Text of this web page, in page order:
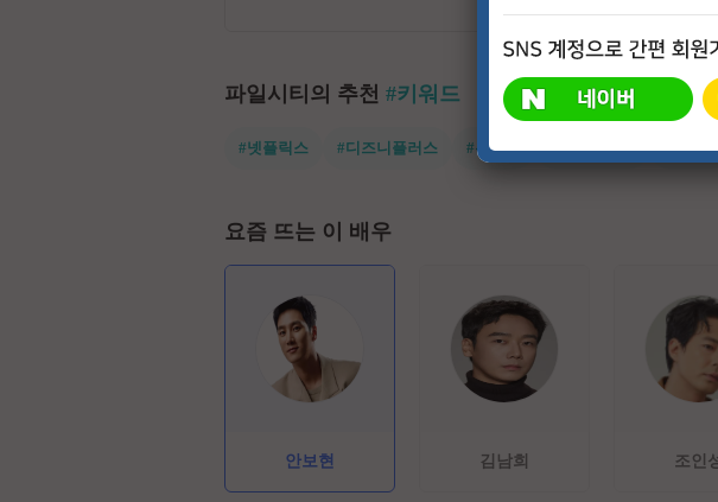
날 전국 편의점 간편식과 밀
파일시티의 추천 #키워드
#넷플릭스 #디즈니플러스 #유쾌한 #슈퍼히어로 #외계인
요즘 뜨는 이 배우
안보현 김남희 조인